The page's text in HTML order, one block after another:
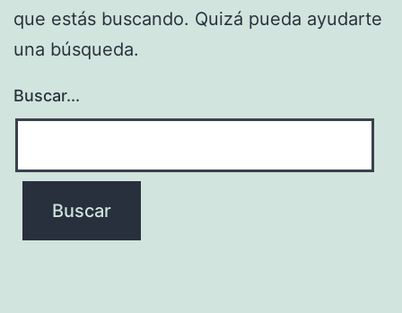
que estás buscando. Quizá pueda ayudarte
una búsqueda.
Buscar...